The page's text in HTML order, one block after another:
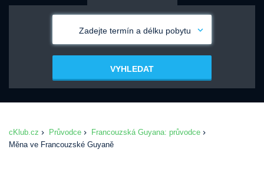
Zadejte termín a délku pobytu
VYHLEDAT
cKlub.cz Průvodce
Francouzská Guyana: průvodce
Měna ve Francouzské Guyaně